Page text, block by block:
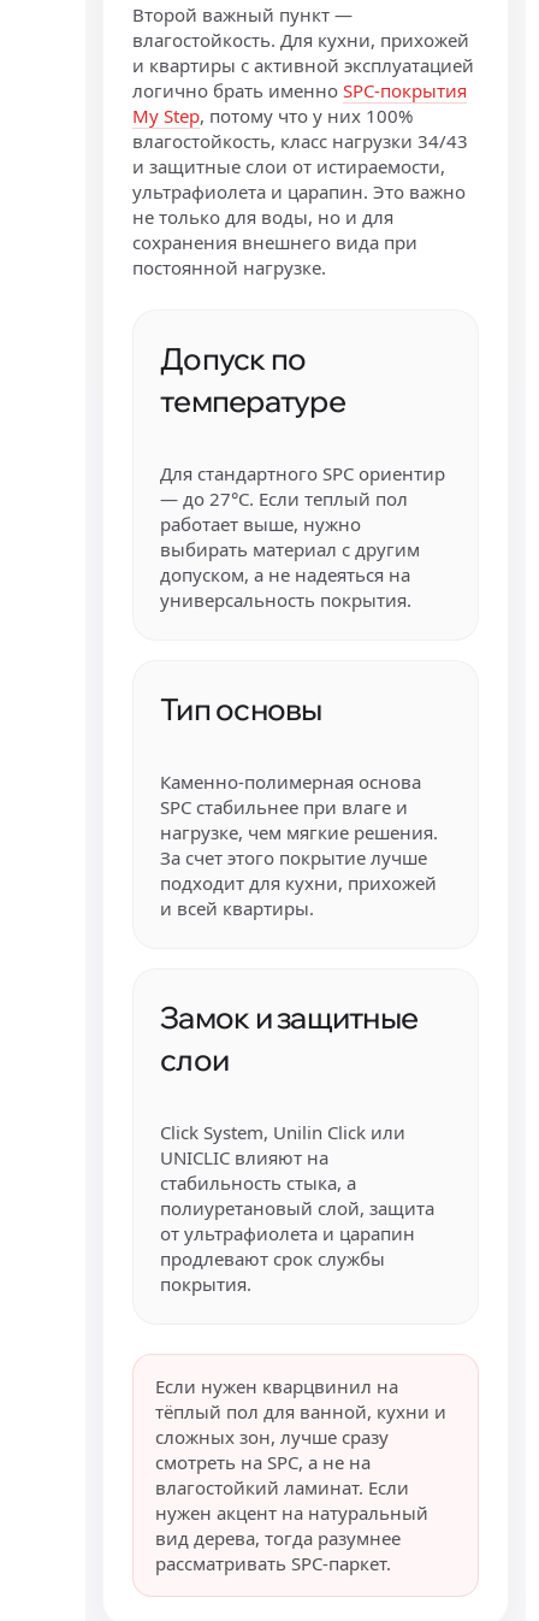
Второй важный пункт —
влагостойкость. Для кухни, прихожей
и квартиры с активной эксплуатацией
логично брать именноSPC-покрытия
My Step, потому что у них 100%
влагостойкость, класс нагрузки 34/43
и защитные слои от истираемости,
ультрафиолета и царапин. Это важно
не только для воды, но и для
сохранения внешнего вида при
постоянной нагрузке.
Допуск по
температуре
Для стандартного SPC ориентир
— до 27°C. Если теплый пол
работает выше, нужно
выбирать материал с другим
допуском, а не надеяться на
универсальность покрытия.
Тип основы
Каменно-полимерная основа
SPC стабильнее при влаге и
нагрузке, чем мягкие решения.
За счет этого покрытие лучше
подходит для кухни, прихожей
и всей квартиры.
Замок и защитные
слои
Click System, Unilin Click или
UNICLIC влияют на
стабильность стыка, а
полиуретановый слой, защита
от ультрафиолета и царапин
продлевают срок службы
покрытия.
Если нужен кварцвинил на
тёплый пол для ванной, кухни и
сложных зон, лучше сразу
смотреть на SPC, а не на
влагостойкий ламинат. Если
нужен акцент на натуральный
вид дерева, тогда разумнее
рассматривать SPC-паркет.